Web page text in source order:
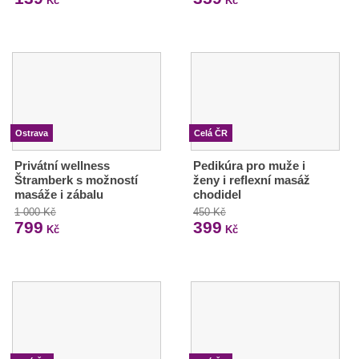
Ostrava
Privátní wellness
Štramberk s možností
masáže i zábalu
1 000 Kč
799 Kč
Celá ČR
Pedikúra pro muže i
ženy i reflexní masáž
chodidel
450 Kč
399 Kč